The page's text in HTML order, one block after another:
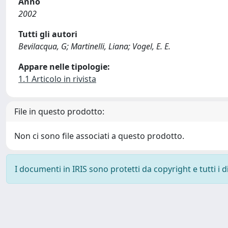
2002
Tutti gli autori
Bevilacqua, G; Martinelli, Liana; Vogel, E. E.
Appare nelle tipologie:
1.1 Articolo in rivista
File in questo prodotto:
Non ci sono file associati a questo prodotto.
I documenti in IRIS sono protetti da copyright e tutti i